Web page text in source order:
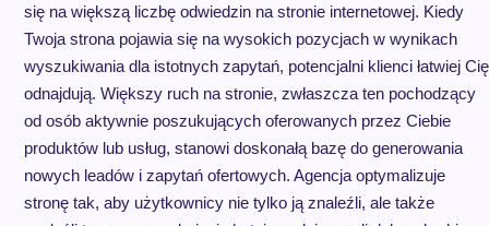
się na większą liczbę odwiedzin na stronie internetowej. Kiedy
Twoja strona pojawia się na wysokich pozycjach w wynikach
wyszukiwania dla istotnych zapytań, potencjalni klienci łatwiej Cię
odnajdują. Większy ruch na stronie, zwłaszcza ten pochodzący
od osób aktywnie poszukujących oferowanych przez Ciebie
produktów lub usług, stanowi doskonałą bazę do generowania
nowych leadów i zapytań ofertowych. Agencja optymalizuje
stronę tak, aby użytkownicy nie tylko ją znaleźli, ale także